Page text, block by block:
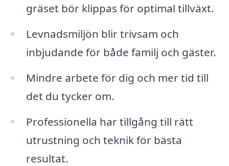
gräset bör klippas för optimal tillväxt.
Levnadsmiljön blir trivsam och
inbjudande för både familj och gäster.
Mindre arbete för dig och mer tid till
det du tycker om.
Professionella har tillgång till rätt
utrustning och teknik för bästa
resultat.